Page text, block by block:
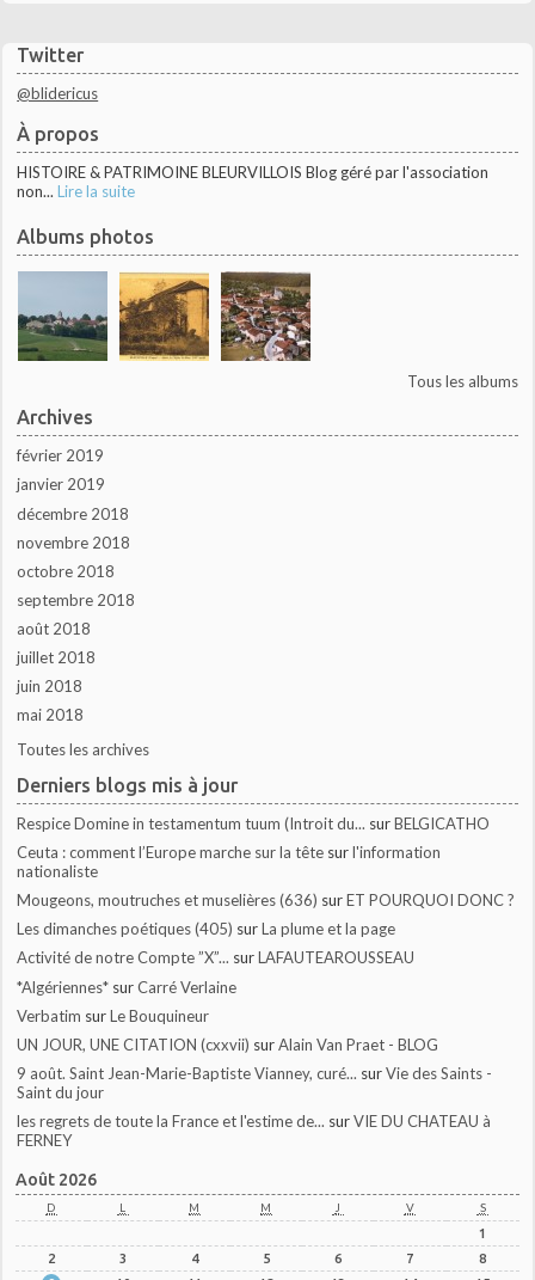
Twitter
@blidericus
À propos
HISTOIRE & PATRIMOINE BLEURVILLOIS Blog géré par l'association
non... Lire la suite
Albums photos
Tous les albums
Archives
février 2019
janvier 2019
décembre 2018
novembre 2018
octobre 2018
septembre 2018
août 2018
juillet 2018
juin 2018
mai 2018
Toutes les archives
Derniers blogs mis à jour
Respice Domine in testamentum tuum (Introit du... surBELGICATHO
Ceuta : comment l’Europe marche sur la tête surl'information
nationaliste
Mougeons, moutruches et muselières (636) surET POURQUOI DONC ?
Les dimanches poétiques (405) surLa plume et la page
Activité de notre Compte ”X”... surLAFAUTEAROUSSEAU
*Algériennes* surCarré Verlaine
Verbatim surLe Bouquineur
UN JOUR, UNE CITATION (cxxvii) surAlain Van Praet - BLOG
9 août. Saint Jean-Marie-Baptiste Vianney, curé... surVie des Saints -
Saint du jour
les regrets de toute la France et l'estime de... surVIE DU CHATEAU à
FERNEY
Août 2026
D L M M J V S
1
2
3 4 5 6 7
8